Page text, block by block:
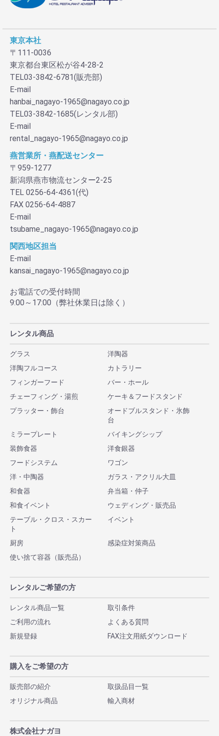
東京本社
〒111-0036
東京都台東区松が谷4-28-2
TEL03-3842-6781(販売部)
E-mail
hanbai_nagayo-1965@nagayo.co.jp
TEL03-3842-1685(レンタル部)
E-mail
rental_nagayo-1965@nagayo.co.jp
燕営業所・燕配送センター
〒959-1277
新潟県燕市物流センター2-25
TEL 0256-64-4361(代)
FAX 0256-64-4887
E-mail
tsubame_nagayo-1965@nagayo.co.jp
関西地区担当
E-mail
kansai_nagayo-1965@nagayo.co.jp
お電話での受付時間
9:00～17:00（弊社休業日は除く）
レンタル商品
グラス
洋陶器
洋陶フルコース
カトラリー
フィンガーフード
バー・ホール
チェーフィング・湯煎
ケーキ＆フードスタンド
プラッター・飾台
オードブルスタンド・氷飾
台
ミラープレート
バイキングシップ
装飾食器
洋食銀器
フードシステム
ワゴン
洋・中陶器
ガラス・アクリル大皿
和食器
弁当箱・仲子
和食イベント
ウェディング・販売品
テーブル・クロス・スカー
ト
イベント
厨房
感染症対策商品
使い捨て容器（販売品）
レンタルご希望の方
レンタル商品一覧
取引条件
ご利用の流れ
よくある質問
新規登録
FAX注文用紙ダウンロード
購入をご希望の方
販売部の紹介
取扱品目一覧
オリジナル商品
輸入商材
株式会社ナガヨ